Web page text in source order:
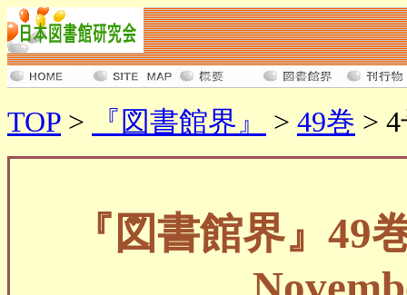
TOP > 『図書館界』 > 49巻 >
『図書館界』49